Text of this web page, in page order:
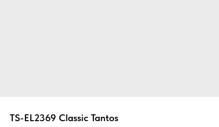
TS-EL2369 Classic Tantos